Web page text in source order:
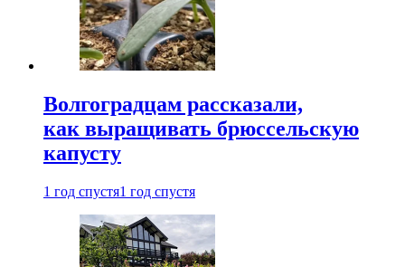
Волгоградцам рассказали,
как выращивать брюссельскую
капусту
1 год спустя1 год спустя